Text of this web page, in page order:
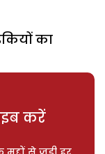
का
करें